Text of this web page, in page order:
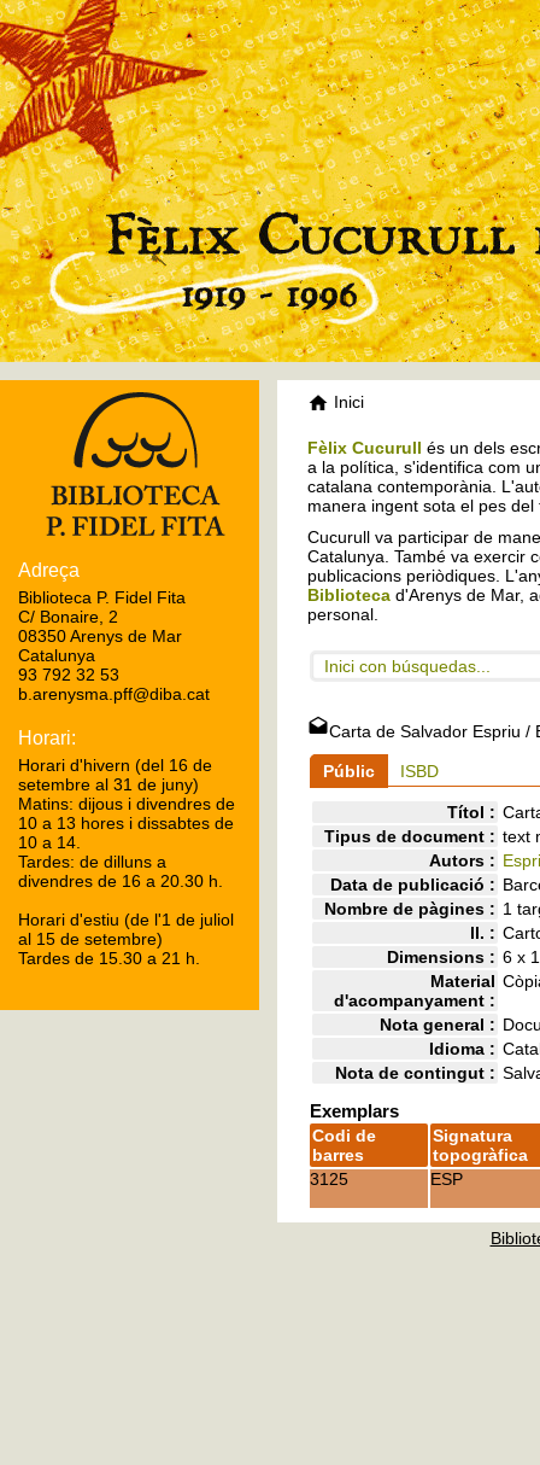
Inici
Fèlix Cucurull és un dels
a la política, s'identifica com
catalana contemporània.
manera ingent sota el pes del
Cucurull va participar de
Catalunya. També va exercir
publicacions periòdiques.
Biblioteca d'Arenys de Mar,
personal.
Inici con búsquedas...
Carta de Salvador Espriu /
Públic ISBD
Títol :
Tipus de document : text
Autors :
Data de publicació :
Nombre de pàgines : 1
ll. :
Dimensions : 6 x
Material
d'acompanyament :
Nota general :
Idioma :
Nota de contingut :
Exemplars
Codi de
barres
Signatura
topogràfica
3125
ESP
Adreça
Biblioteca P. Fidel Fita
C/ Bonaire, 2
08350 Arenys de Mar
Catalunya
93 792 32 53
b.arenysma.pff@diba.cat
Horari:
Horari d'hivern (del 16 de
setembre al 31 de juny)
Matins: dijous i divendres de
10 a 13 hores i dissabtes de
10 a 14.
Tardes: de dilluns a
divendres de 16 a 20.30 h.
Horari d'estiu (de l'1 de juliol
al 15 de setembre)
Tardes de 15.30 a 21 h.